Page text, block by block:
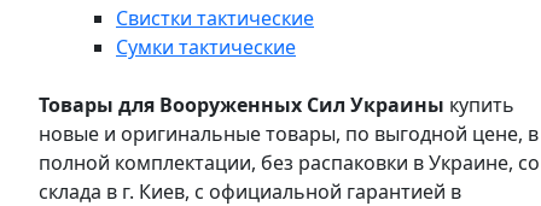
Свистки тактические
Сумки тактические
Товары для Вооруженных Сил Украины купить
новые и оригинальные товары, по выгодной цене, в
полной комплектации, без распаковки в Украине, со
склада в г. Киев, с официальной гарантией в